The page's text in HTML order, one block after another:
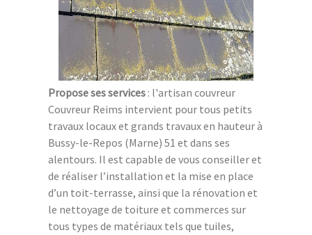
Propose ses services : l'artisan couvreur
Couvreur Reims intervient pour tous petits
travaux locaux et grands travaux en hauteur à
Bussy-le-Repos (Marne) 51 et dans ses
alentours. Il est capable de vous conseiller et
de réaliser l’installation et la mise en place
d’un toit-terrasse, ainsi que la rénovation et
le nettoyage de toiture et commerces sur
tous types de matériaux tels que tuiles,